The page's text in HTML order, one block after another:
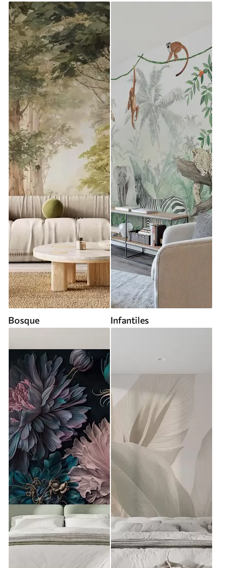
Bosque Infantiles